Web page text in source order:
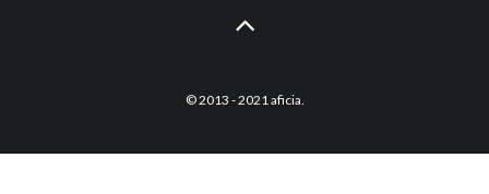
© 2013 - 2021 aficia.